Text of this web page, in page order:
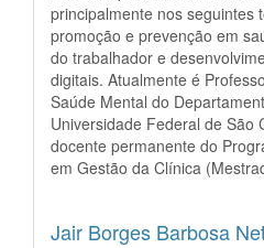
principalmente nos seguintes
promoção e prevenção em
do trabalhador e
digitais. Atualmente é
Saúde Mental do
Universidade Federal de São
docente permanente do
em Gestão da Clínica
Jair Borges Barbosa